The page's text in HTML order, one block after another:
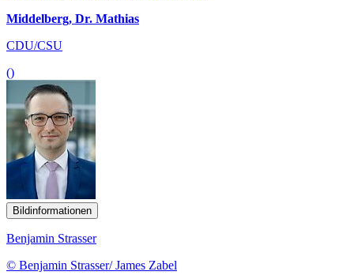
Middelberg, Dr. Mathias
CDU/CSU
()
Bildinformationen
Benjamin Strasser
© Benjamin Strasser/ James Zabel